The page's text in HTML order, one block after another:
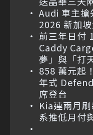
Audi 車主搶
2026 新加
前三年日付
Caddy
夢」與「打
858 萬元起
年式
席登台
Kia連兩月
系推低月付